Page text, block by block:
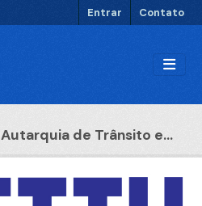
Entrar Contato
Autarquia de Trânsito e...